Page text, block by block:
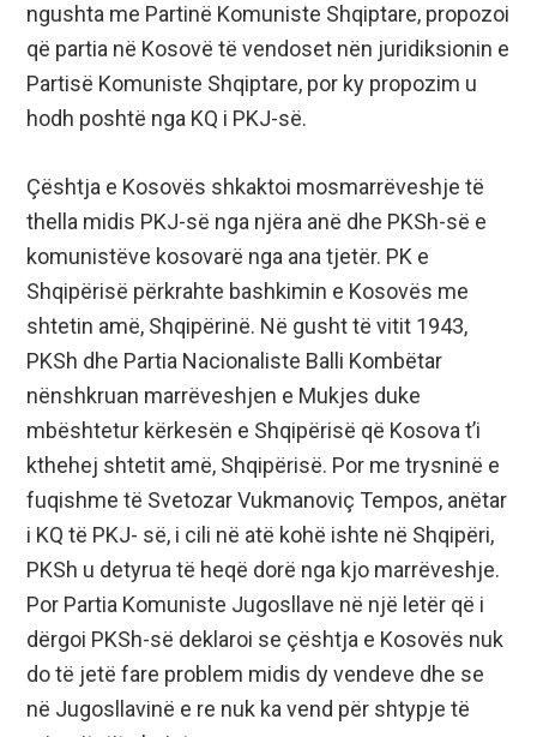
ngushta me Partinë Komuniste Shqiptare, propozoi
që partia në Kosovë të vendoset nën juridiksionin e
Partisë Komuniste Shqiptare, por ky propozim u
hodh poshtë nga KQ i PKJ-së.
Çështja e Kosovës shkaktoi mosmarrëveshje të
thella midis PKJ-së nga njëra anë dhe PKSh-së e
komunistëve kosovarë nga ana tjetër. PK e
Shqipërisë përkrahte bashkimin e Kosovës me
shtetin amë, Shqipërinë. Në gusht të vitit 1943,
PKSh dhe Partia Nacionaliste Balli Kombëtar
nënshkruan marrëveshjen e Mukjes duke
mbështetur kërkesën e Shqipërisë që Kosova t’i
kthehej shtetit amë, Shqipërisë. Por me trysninë e
fuqishme të Svetozar Vukmanoviç Tempos, anëtar
i KQ të PKJ- së, i cili në atë kohë ishte në Shqipëri,
PKSh u detyrua të heqë dorë nga kjo marrëveshje.
Por Partia Komuniste Jugosllave në një letër që i
dërgoi PKSh-së deklaroi se çështja e Kosovës nuk
do të jetë fare problem midis dy vendeve dhe se
në Jugosllavinë e re nuk ka vend për shtypje të